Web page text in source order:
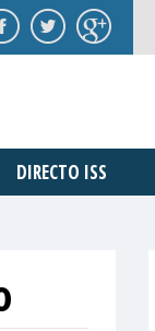
DIRECTO ISS